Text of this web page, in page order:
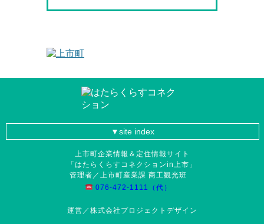
site index
上市町企業情報＆定住情報サイト
「はたらくらすコネクションin上市」
管理者／上市町産業課 商工観光班
076-472-1111（代）
運営／株式会社プロジェクトデザイン